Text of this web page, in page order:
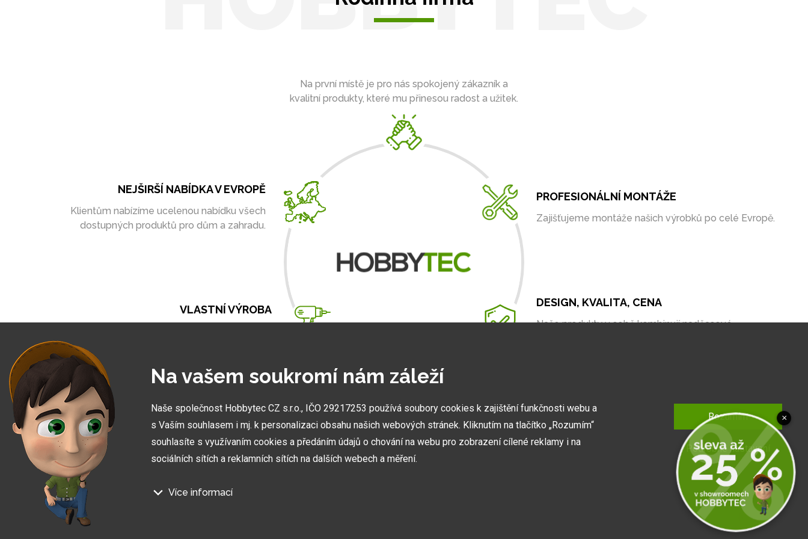
Na první místě je pro nás spokojený zákazník a
kvalitní produkty, které mu přinesou radost a užitek.
PROFESIONÁLNÍ MONTÁŽE
Zajišťujeme montáže našich výrobků po celé Evropě.
DESIGN, KVALITA, CENA
Naše produkty v sobě kombinují nadčasové
NEJVĚTŠÍ SHOWROOMY
Stavíme ukázková centra abyste mohli vidět kvalitu
našich hliníkových staveb naživo.
VLASTNÍ VÝROBA
NEJŠIRŠÍ NABÍDKA V EVROPĚ
Klientům nabízíme ucelenou nabídku všech
dostupných produktů pro dům a zahradu.
Na vašem soukromí nám záleží
Naše společnost Hobbytec CZ s.r.o., IČO 29217253 používá soubory cookies k zajištění funkčnosti webu a
s Vaším souhlasem i mj. k personalizaci obsahu našich webových stránek. Kliknutím na tlačítko „Rozumím“
souhlasíte s využívaním cookies a předáním údajů o chování na webu pro zobrazení cílené reklamy i na
sociálních sítích a reklamních sítích na dalších webech a měření.
Více informací
Rozumím
Podrobné nastavení
×